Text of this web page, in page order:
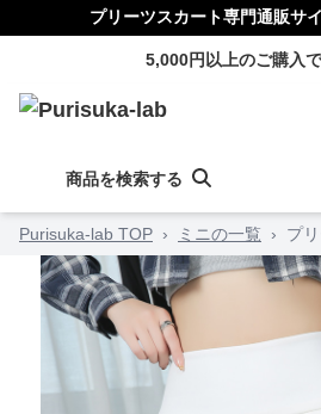
プリーツスカート専門通販サ
5,000円以上のご購入
商品を検索する
Purisuka-lab TOP › ミニの一覧 › プ